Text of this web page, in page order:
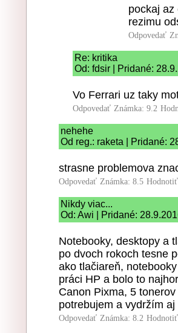
pockaj az
rezimu
Odpovedať
Re: kritika
Od: fdsir | Pridané:
Vo Ferrari uz taky
Odpovedať Známka: 9.2
nehehe
Od reg.: raketa | Pridané:
strasne problemova
Odpovedať Známka: 8.5
Nikdy viac...
Od: Awi | Pridané:
Notebooky, desktopy a
po dvoch rokoch tesne
ako tlačiareň,
práci HP a bolo to
Canon Pixma, 5
potrebujem a vydržím
Odpovedať Známka: 8.2